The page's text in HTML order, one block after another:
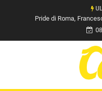
Pride di Roma,